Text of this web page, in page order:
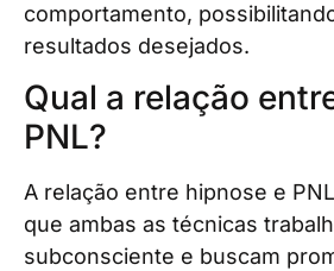
comportamento,
resultados desejados.
Qual a relação
PNL?
A relação entre hipnose e
que ambas as técnicas
subconsciente e buscam